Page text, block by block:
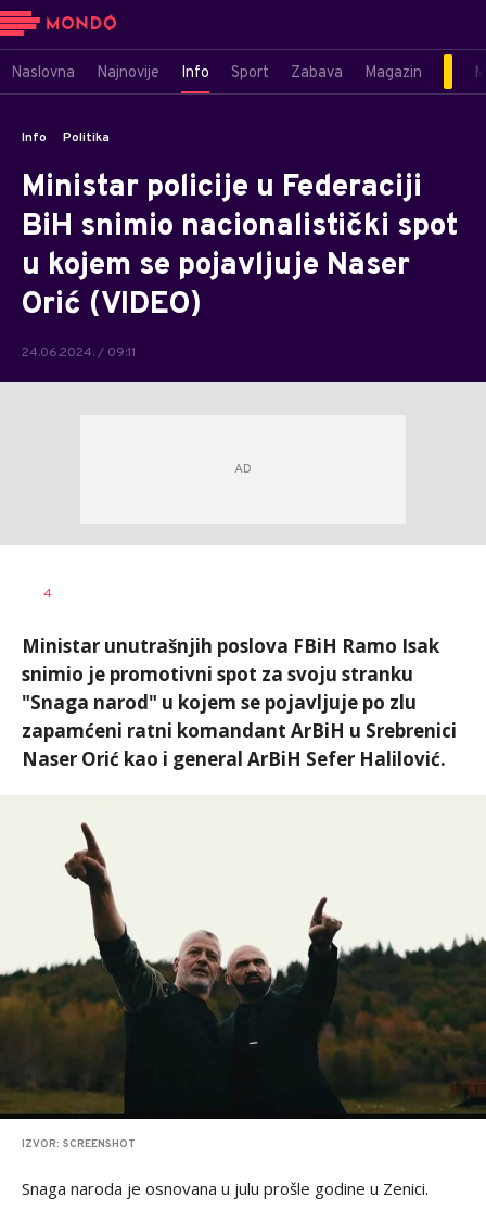
Naslovna Najnovije Info Sport Zabava Magazin
Info Politika
Ministar policije u Federaciji
BiH snimio nacionalistički spot
u kojem se pojavljuje Naser
Orić (VIDEO)
24.06.2024. / 09:11
AUTOR
4
Ministar unutrašnjih poslova FBiH Ramo Isak
snimio je promotivni spot za svoju stranku
"Snaga narod" u kojem se pojavljuje po zlu
zapamćeni ratni komandant ArBiH u Srebrenici
Naser Orić kao i general ArBiH Sefer Halilović.
IZVOR: SCREENSHOT
Snaga naroda je osnovana u julu prošle godine u Zenici.